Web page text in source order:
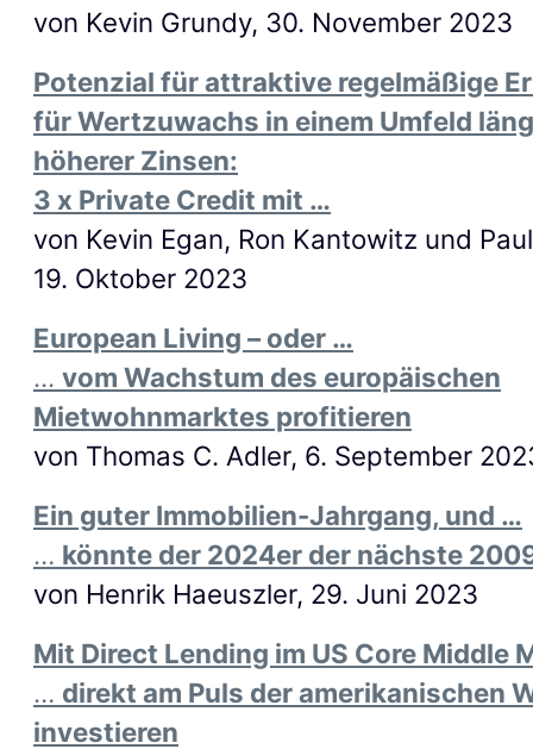
von Kevin Grundy, 30. November 2023
Potenzial für attraktive regelmäßige
für Wertzuwachs in einem Umfeld
höherer Zinsen:
3 x Private Credit mit …
von Kevin Egan, Ron Kantowitz und
19. Oktober 2023
European Living – oder …
... vom Wachstum des europäischen
Mietwohnmarktes profitieren
von Thomas C. Adler, 6. September
Ein guter Immobilien-Jahrgang, und …
… könnte der 2024er der nächste
von Henrik Haeuszler, 29. Juni 2023
Mit Direct Lending im US Core Middle
… direkt am Puls der amerikanischen
investieren